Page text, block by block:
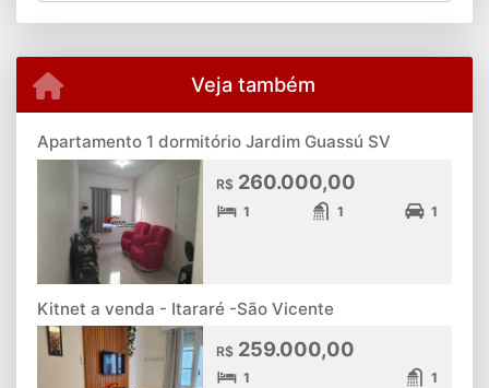
Veja também
Apartamento 1 dormitório Jardim Guassú SV
R$ 260.000,00
1 1 1
Kitnet a venda - Itararé -São Vicente
R$ 259.000,00
1 1